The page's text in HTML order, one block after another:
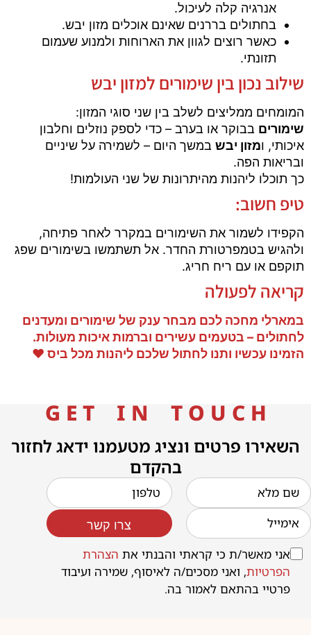
אנרגיה קלה לעיכול.
בחתולים בררנים שאינם אוכלים מזון יבש.
כאשר רוצים לגוון את הארוחות ולמנוע שעמום
תזונתי.
שילוב נכון בין שימורים למזון יבש
המומחים ממליצים לשלב בין שני סוגי המזון:
שימורים בבוקר או בערב – כדי לספק נוזלים וחלבון
איכותי, ומזון יבש במשך היום – לשמירה על שיניים
ובריאות הפה.
כך תוכלו ליהנות מהיתרונות של שני העולמות!
טיפ חשוב:
הקפידו לשמור את השימורים במקרר לאחר פתיחה,
ולהגיש בטמפרטורת החדר. אל תשתמשו בשימורים שפג
תוקפם או עם ריח חריג.
קריאה לפעולה
במארלי מחכה לכם מבחר ענק של שימורים ומעדנים
לחתולים – בטעמים עשירים וברמות איכות מעולות.
הזמינו עכשיו ותנו לחתול שלכם ליהנות מכל ביס ❤️
G E T I N T O U C H
השאירו פרטים ונציג מטעמנו ידאג לחזור
בהקדם
אני מאשר/ת כי קראתי והבנתי את הצהרת
הפרטיות, ואני מסכים/ה לאיסוף, שמירה ועיבוד
פרטיי בהתאם לאמור בה.
צרו קשר